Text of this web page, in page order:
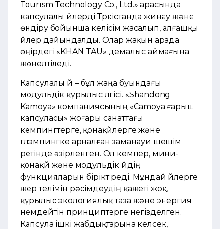
Tourism Technology Co., Ltd.» арасында
капсулалы үйлерді Түркістанда жинау және
өндіру бойынша келісім жасалып, алғашқы
үйлер дайындалды. Олар жақын арада
өңірдегі «KHAN TAU» демалыс аймағына
жөнелтіледі.
Капсулалы үй – бұл жаңа буындағы
модульдік құрылыс үлгісі. «Shandong
Kamoya» компаниясының «Camoya ғарыш
капсуласы» жоғары санаттағы
кемпингтерге, қонақүйлерге және
глэмпингке арналған заманауи шешім
ретінде әзірленген. Ол кемпер, мини-
қонақүй және модульдік үйдің
функцияларын біріктіреді. Мұндай үйлерге
жер телімін рәсімдеудің қажеті жоқ,
құрылыс экологиялық таза және энергия
үнемдейтін принциптерге негізделген.
Капсула ішкі жабдықтарына келсек,